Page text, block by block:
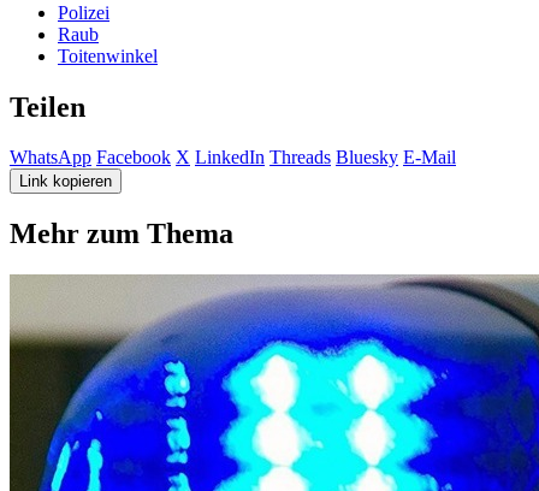
Polizei
Raub
Toitenwinkel
Teilen
WhatsApp Facebook X LinkedIn Threads Bluesky E-Mail
Link kopieren
Mehr zum Thema